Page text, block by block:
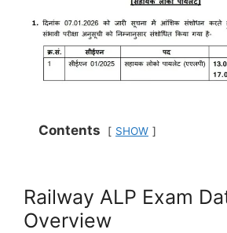
Contents SHOW
Railway ALP Exam
Overview